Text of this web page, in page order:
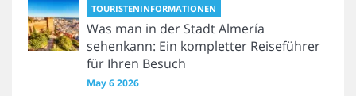
TOURISTENINFORMATIONEN
Was man in der Stadt Almería
sehenkann: Ein kompletter Reiseführer
für Ihren Besuch
May 6 2026